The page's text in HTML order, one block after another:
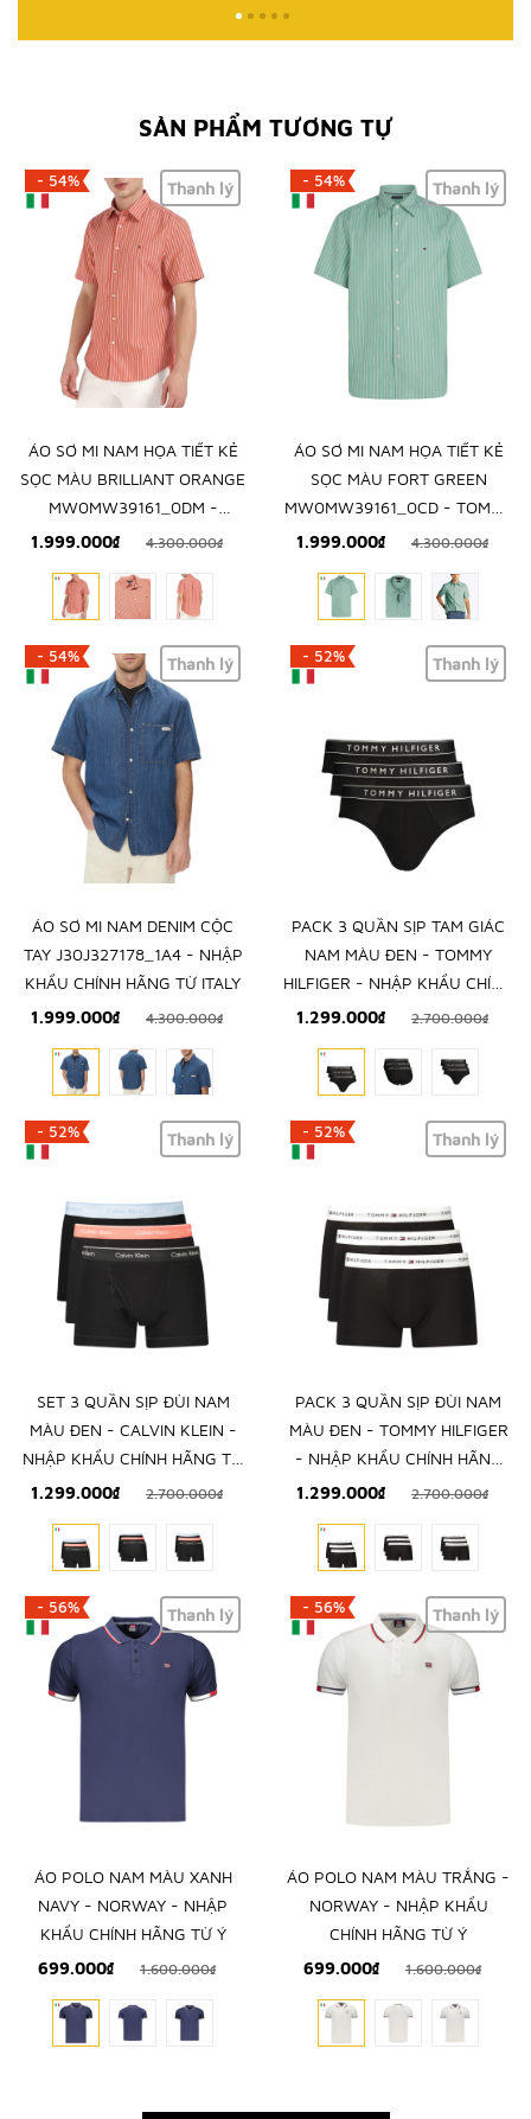
SẢN PHẨM TƯƠNG TỰ
- 54% Thanh lý
ÁO SƠ MI NAM HỌA TIẾT KẺ
SỌC MÀU BRILLIANT ORANGE
MW0MW39161_0DM -
TOMMY HILFIGER - NHẬP
1.999.000₫ 4.300.000₫
- 54% Thanh lý
ÁO SƠ MI NAM HỌA TIẾT KẺ
SỌC MÀU FORT GREEN
MW0MW39161_0CD - TOMMY
HILFIGER - NHẬP KHẨU CHÍNH
1.999.000₫ 4.300.000₫
- 54% Thanh lý
ÁO SƠ MI NAM DENIM CỘC
TAY J30J327178_1A4 - NHẬP
KHẨU CHÍNH HÃNG TỪ ITALY
1.999.000₫
4.300.000₫
- 52% Thanh lý
PACK 3 QUẦN SỊP TAM GIÁC
NAM MÀU ĐEN - TOMMY
HILFIGER - NHẬP KHẨU CHÍNH
HÃNG TỪ Ý
1.299.000₫ 2.700.000₫
- 52% Thanh lý
SET 3 QUẦN SỊP ĐÙI NAM
MÀU ĐEN - CALVIN KLEIN -
NHẬP KHẨU CHÍNH HÃNG TỪ
1.299.000₫ 2.700.000₫
- 52% Thanh lý
PACK 3 QUẦN SỊP ĐÙI NAM
MÀU ĐEN - TOMMY HILFIGER
- NHẬP KHẨU CHÍNH HÃNG
TỪ Ý
1.299.000₫ 2.700.000₫
- 56% Thanh lý
ÁO POLO NAM MÀU XANH
NAVY - NORWAY - NHẬP
KHẨU CHÍNH HÃNG TỪ Ý
699.000₫
1.600.000₫
- 56% Thanh lý
ÁO POLO NAM MÀU TRẮNG -
NORWAY - NHẬP KHẨU
CHÍNH HÃNG TỪ Ý
699.000₫
1.600.000₫